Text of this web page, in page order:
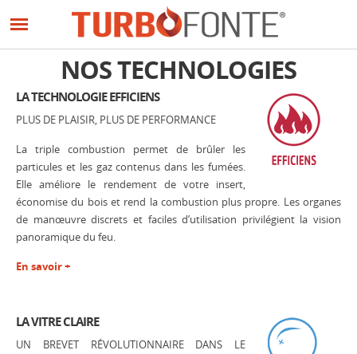
au
NOS TECHNOLOGIES
LA TECHNOLOGIE EFFICIENS
PLUS DE PLAISIR, PLUS DE PERFORMANCE
La triple combustion permet de brûler les
particules et les gaz contenus dans les fumées.
Elle améliore le rendement de votre insert,
économise du bois et rend la combustion plus propre. Les organes
de manœuvre discrets et faciles d’utilisation privilégient la vision
panoramique du feu.
En savoir +
LA VITRE CLAIRE
UN BREVET RÉVOLUTIONNAIRE DANS LE
Panneau de gestion des cookies